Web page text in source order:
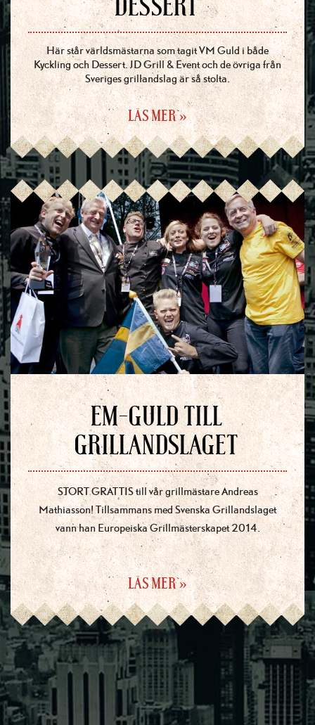
DESSERT
Här står världsmästarna som tagit VM Guld i både
Kyckling och Dessert. JD Grill & Event och de övriga från
Sveriges grillandslag är så stolta.
LÄS MER »
EM-GULD TILL
GRILLANDSLAGET
STORT GRATTIS till vår grillmästare Andreas
Mathiasson! Tillsammans med Svenska Grillandslaget
vann han Europeiska Grillmästerskapet 2014.
LÄS MER »